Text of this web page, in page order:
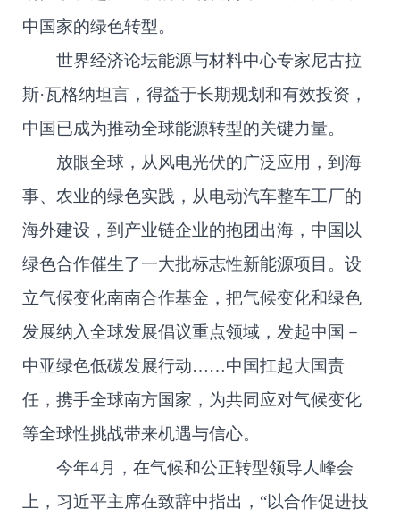
中国家的绿色转型。
世界经济论坛能源与材料中心专家尼古拉
斯·瓦格纳坦言，得益于长期规划和有效投资，
中国已成为推动全球能源转型的关键力量。
放眼全球，从风电光伏的广泛应用，到海
事、农业的绿色实践，从电动汽车整车工厂的
海外建设，到产业链企业的抱团出海，中国以
绿色合作催生了一大批标志性新能源项目。设
立气候变化南南合作基金，把气候变化和绿色
发展纳入全球发展倡议重点领域，发起中国－
中亚绿色低碳发展行动……中国扛起大国责
任，携手全球南方国家，为共同应对气候变化
等全球性挑战带来机遇与信心。
今年4月，在气候和公正转型领导人峰会
上，习近平主席在致辞中指出，“以合作促进技